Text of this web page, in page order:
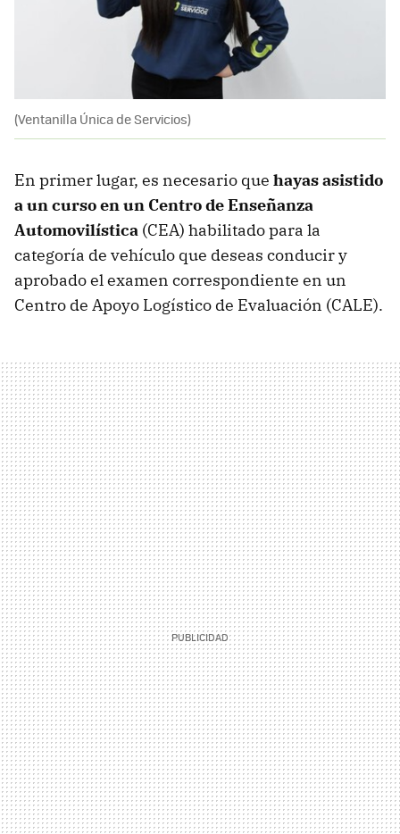
(Ventanilla Única de Servicios)
En primer lugar, es necesario que hayas asistido
a un curso en un Centro de Enseñanza
Automovilística (CEA) habilitado para la
categoría de vehículo que deseas conducir y
aprobado el examen correspondiente en un
Centro de Apoyo Logístico de Evaluación (CALE).